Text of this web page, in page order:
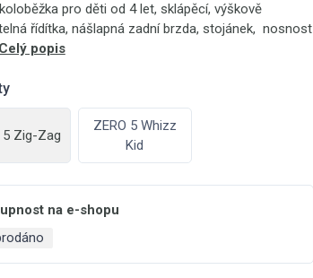
pro děti od 4 let, sklápěcí, výškově
řídítka, nášlapná zadní brzda, stojánek, nosnost
Celý popis
5 Zig-Zag
ZERO 5 Whizz
Kid
na e-shopu